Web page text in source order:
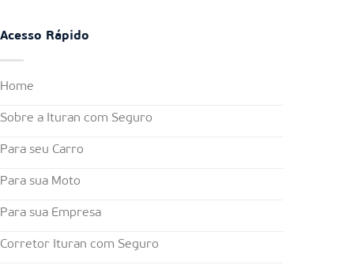
Acesso Rápido
Home
Sobre a Ituran com Seguro
Para seu Carro
Para sua Moto
Para sua Empresa
Corretor Ituran com Seguro